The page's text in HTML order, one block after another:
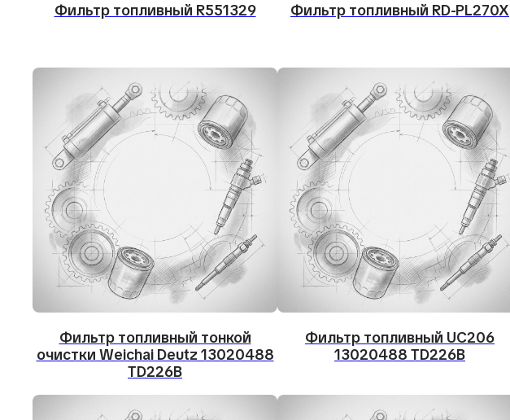
Фильтр топливный R551329 Фильтр топливный RD-PL270X
Фильтр топливный тонкой
очистки Weichai Deutz 13020488
TD226B
Фильтр топливный UC206
13020488 TD226B